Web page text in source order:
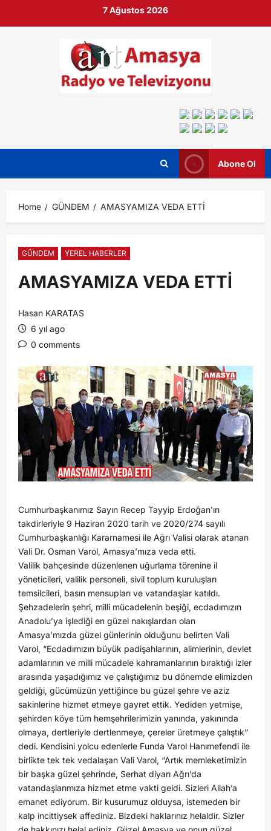
7 Ağustos 2026
Abone Ol
Home GÜNDEM AMASYAMIZA VEDA ETTİ
GÜNDEM YEREL HABERLER
AMASYAMIZA VEDA ETTİ
Hasan KARATAS
6 yıl ago
0 comments
Cumhurbaşkanımız Sayın Recep Tayyip Erdoğan’ın
takdirleriyle 9 Haziran 2020 tarih ve 2020/274 sayılı
Cumhurbaşkanlığı Kararnamesi ile Ağrı Valisi olarak atanan
Vali Dr. Osman Varol, Amasya’mıza veda etti.
Valilik bahçesinde düzenlenen uğurlama törenine il
yöneticileri, valilik personeli, sivil toplum kuruluşları
temsilcileri, basın mensupları ve vatandaşlar katıldı.
Şehzadelerin şehri, milli mücadelenin beşiği, ecdadımızın
Anadolu’ya işlediği en güzel nakışlardan olan
Amasya’mızda güzel günlerinin olduğunu belirten Vali
Varol, “Ecdadımızın büyük padişahlarının, alimlerinin, devlet
adamlarının ve milli mücadele kahramanlarının bıraktığı izler
arasında yaşadığımız ve çalıştığımız bu dönemde elimizden
geldiği, gücümüzün yettiğince bu güzel şehre ve aziz
sakinlerine hizmet etmeye gayret ettik. Yediden yetmişe,
şehirden köye tüm hemşehrilerimizin yanında, yakınında
olmaya, dertleriyle dertlenmeye, çereler üretmeye çalıştık”
dedi. Kendisini yolcu edenlerle Funda Varol Hanımefendi ile
birlikte tek tek vedalaşan Vali Varol, “Artık memleketimizin
bir başka güzel şehrinde, Serhat diyarı Ağrı’da
vatandaşlarımıza hizmet etme vakti geldi. Sizleri Allah’a
emanet ediyorum. Bir kusurumuz olduysa, istemeden bir
kalp incittiysek affediniz. Bizdeki haklarınız helaldir. Sizler